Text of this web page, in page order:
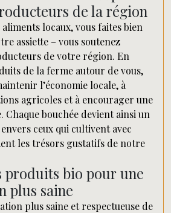
de la région
locaux, vous faites bien
assiette – vous soutenez
de votre région. En
de la ferme autour de vous,
l’économie locale, à
agricoles et à encourager une
bouchée devient ainsi un
ceux qui cultivent avec
les trésors gustatifs de notre
produits bio pour une
plus saine
plus saine et respectueuse de